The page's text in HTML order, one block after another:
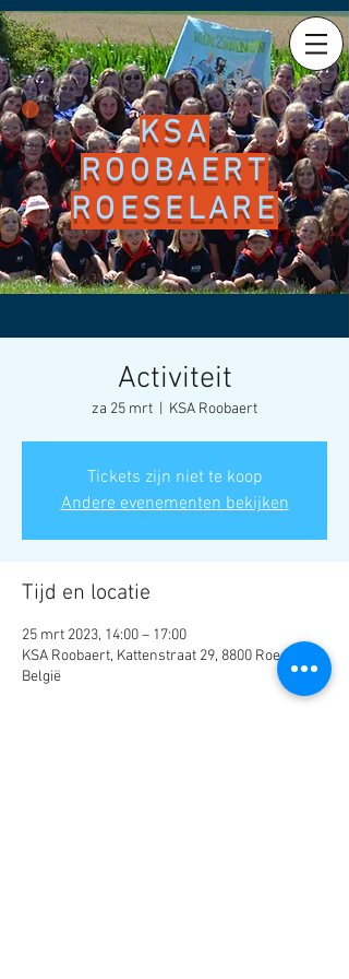
KSA
ROOBAERT
ROESELARE
Activiteit
za 25 mrt KSA Roobaert
Tickets zijn niet te koop
Andere evenementen bekijken
Tijd en locatie
25 mrt 2023, 14:00 – 17:00
KSA Roobaert, Kattenstraat 29, 8800 Roeselare,
België